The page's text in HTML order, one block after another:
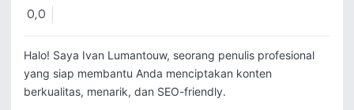
0,0
Halo! Saya Ivan Lumantouw, seorang penulis profesional
yang siap membantu Anda menciptakan konten
berkualitas, menarik, dan SEO-friendly.